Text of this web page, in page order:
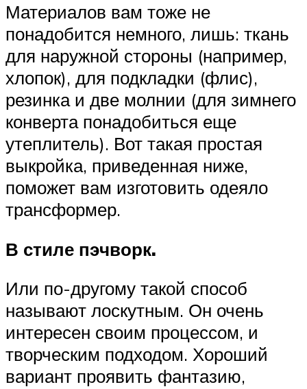
Материалов вам тоже не
понадобится немного, лишь: ткань
для наружной стороны (например,
хлопок), для подкладки (флис),
резинка и две молнии (для зимнего
конверта понадобиться еще
утеплитель). Вот такая простая
выкройка, приведенная ниже,
поможет вам изготовить одеяло
трансформер.
В стиле пэчворк.
Или по-другому такой способ
называют лоскутным. Он очень
интересен своим процессом, и
творческим подходом. Хороший
вариант проявить фантазию,